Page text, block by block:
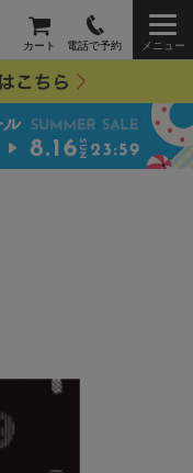
カート 電話で予約 メニュー